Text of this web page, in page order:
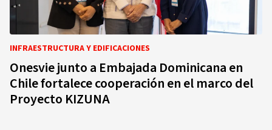
INFRAESTRUCTURA Y EDIFICACIONES
Onesvie junto a Embajada Dominicana en
Chile fortalece cooperación en el marco del
Proyecto KIZUNA